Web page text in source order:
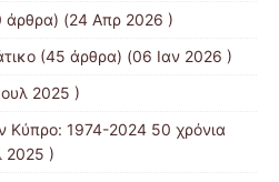
άρθρα) (24 Απρ 2026 )
(45 άρθρα) (06 Ιαν 2026 )
2025 )
Κύπρο: 1974-2024 50 χρόνια
2025 )